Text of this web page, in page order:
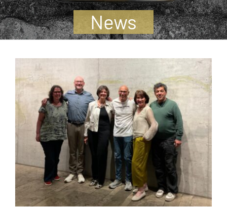
Jugendliche
Unterstützen
Kontakt
SUCHE
NACH:
News